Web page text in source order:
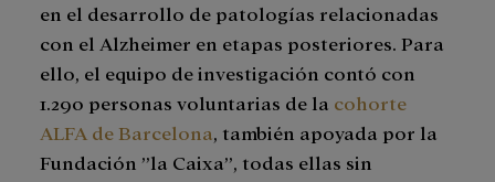
en el desarrollo de patologías relacionadas
con el Alzheimer en etapas posteriores. Para
ello, el equipo de investigación contó con
1.290 personas voluntarias de la cohorte
ALFA de Barcelona, también apoyada por la
Fundación ”la Caixa”, todas ellas sin